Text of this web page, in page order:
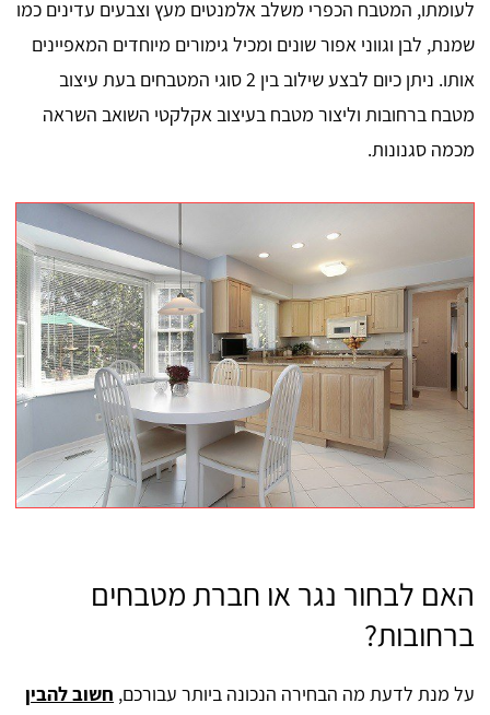
לעומתו, המטבח הכפרי משלב אלמנטים מעץ וצבעים עדינים כמו
שמנת, לבן וגווני אפור שונים ומכיל גימורים מיוחדים המאפיינים
אותו. ניתן כיום לבצע שילוב בין 2 סוגי המטבחים בעת עיצוב
מטבח ברחובות וליצור מטבח בעיצוב אקלקטי השואב השראה
מכמה סגנונות.
האם לבחור נגר או חברת מטבחים
ברחובות?
על מנת לדעת מה הבחירה הנכונה ביותר עבורכם, חשוב להבין